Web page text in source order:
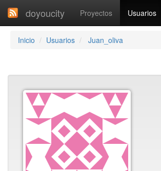
doyoucity Proyectos Usuarios
Inicio Usuarios Juan_oliva